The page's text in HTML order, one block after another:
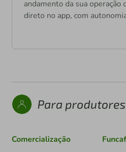
andamento da sua operação
direto no app, com
Para produtores
Comercialização